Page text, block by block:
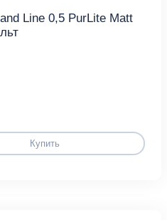
Line 0,5 PurLite Мatt
Купить